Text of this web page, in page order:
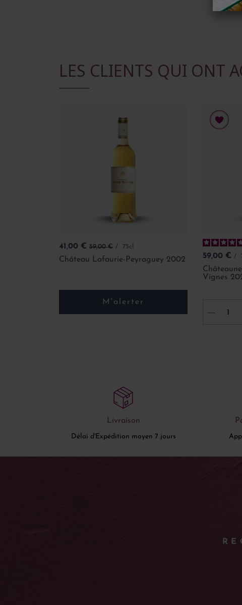
LES CLIENTS QUI ONT
Prix
41,00 € Prix de base
59,00 € 75cl
Château Lafaurie-Peyraguey 2002
M'alerter
Prix
59,00 €
Vignes
-
Livraison
Délai d'Expédition moyen 7 jours